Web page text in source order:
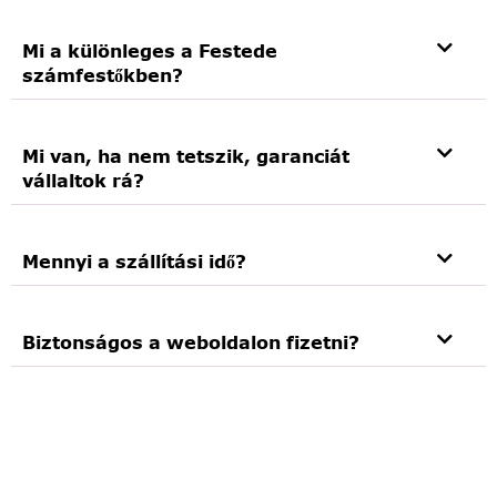
Mi a különleges a Festede
számfestőkben?
Mi van, ha nem tetszik, garanciát
vállaltok rá?
Mennyi a szállítási idő?
Biztonságos a weboldalon fizetni?